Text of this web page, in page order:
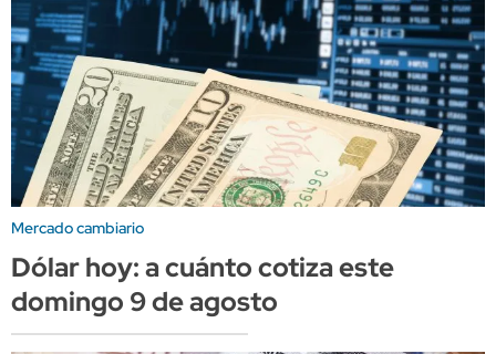
Mercado cambiario
Dólar hoy: a cuánto cotiza este
domingo 9 de agosto